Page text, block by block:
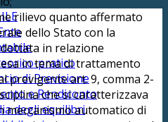
pratico
di Previsione
e Rendiconto
degli equilibri
rilievo quanto affermato
dello Stato con la
in relazione
in tema di trattamento
previgente art. 9, comma 2-
che si caratterizzava
meccanismo automatico di